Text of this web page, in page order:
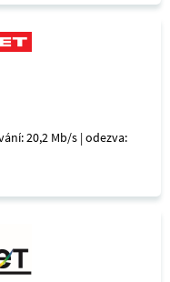
20,2 Mb/s | odezva: